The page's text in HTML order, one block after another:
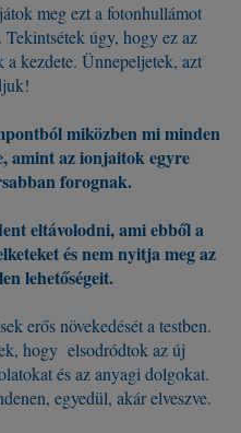
meg ezt a fotonhullámot
úgy, hogy ez az
a kezdete. Ünnepeljetek, azt
miközben mi minden
amint az ionjaitok egyre
forognak.
eltávolodni, ami ebből a
és nem nyitja meg az
lehetőségeit.
erős növekedését a testben.
hogy elsodródtok az új
és az anyagi dolgokat.
egyedül, akár elveszve.